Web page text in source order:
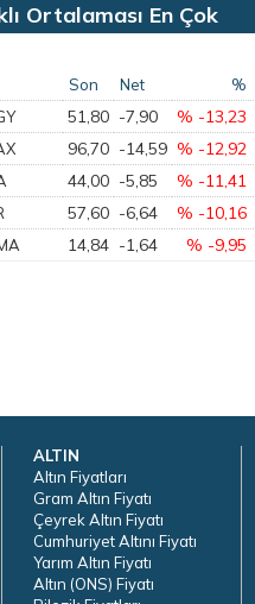
Ortalaması En Çok
Son Net
%
51,80 -7,90 % -13,23
96,70 -14,59 % -12,92
44,00 -5,85 % -11,41
57,60 -6,64 % -10,16
14,84 -1,64 % -9,95
ALTIN
Altın Fiyatları
Gram Altın Fiyatı
Çeyrek Altın Fiyatı
Cumhuriyet Altını Fiyatı
Yarım Altın Fiyatı
Altın (ONS) Fiyatı